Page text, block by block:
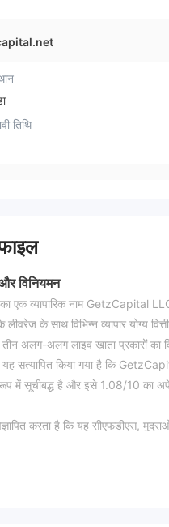
तिथि
विनियमन
एक व्यापारिक नाम GetzCapital
के साथ विभिन्न व्यापार योग्य
अलग-अलग लाइव खाता प्रकारों का
यह सत्यापित किया गया है कि
में सूचीबद्ध है और इसे 1.08/10 का
करता है कि यह सीएफडीएस,
GetzCapital तीन प्रकार के लाइव